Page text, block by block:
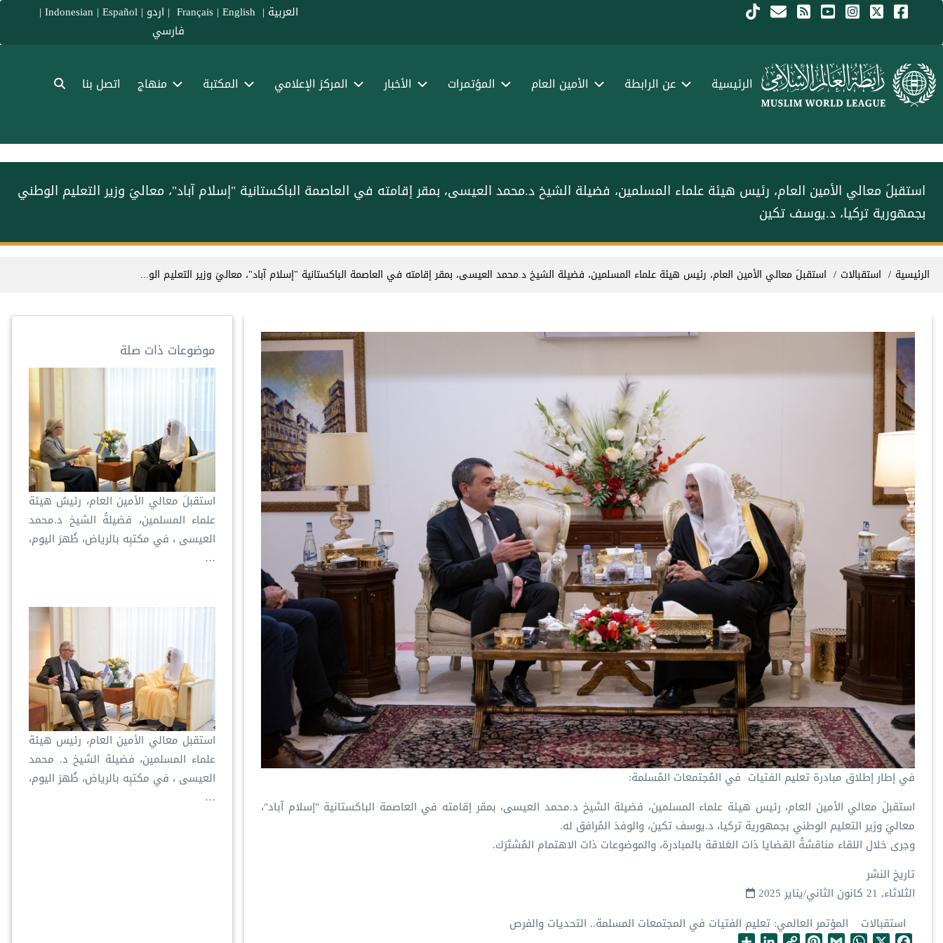
تجاوز إلى المحتوى الرئيسي العربية |
Français
| English
| اردو |
Indonesian | Español
|
فارسي
Menu Arabic الرئيسية عن الرابطة الأمين العام المؤتمرات الأخبار المركز الإعلامي المكتبة منهاج اتصل بنا
‏استقبلَ معالي الأمين العام، رئيس هيئة علماء المسلمين، فضيلة الشيخ د.⁧‫محمد العيسى‬⁩‬⁩، بمقر إقامته في العاصمة الباكستانية "إسلام آباد"، معاليَ وزير التعليم الوطني
بجمهورية تركيا، د.يوسف تكين
مسار التنقل
الرئيسية استقبالات ‏استقبلَ معالي الأمين العام، رئيس هيئة علماء المسلمين، فضيلة الشيخ د.⁧‫محمد العيسى‬⁩‬⁩، بمقر إقامته في العاصمة الباكستانية "إسلام آباد"، معاليَ وزير التعليم الو...
‏في إطار إطلاق ⁧‫مبادرة تعليم الفتيات ‬⁩ في المُجتمعات المُسلمة:
‏استقبلَ معالي الأمين العام، رئيس هيئة علماء المسلمين، فضيلة الشيخ د.⁧‫محمد العيسى‬⁩‬⁩، بمقر إقامته في العاصمة الباكستانية "إسلام آباد"،
معاليَ وزير التعليم الوطني بجمهورية تركيا، د.يوسف تكين، والوفدَ المُرافق له.
‏وجرى خلال اللقاء مناقشةُ القضايا ذات العَلاقة بالمبادرة، والموضوعات ذات الاهتمام المُشتَرَك.
تاريخ النشر
الثلاثاء, 21 كانون الثاني/يناير 2025
استقبالات
المؤتمر العالمي: تعليم الفتيات في المجتمعات المسلمة.. التحديات والفرص
موضوعات ذات صلة
استقبلَ معالي الأمين العام، رئيسُ هيئة
علماء المسلمين، فضيلةُ الشيخ د.⁧‫محمد
العيسى‬⁩ ‬⁩، في مكتبِه بالرياض، ظُهرَ اليوم،
…
استقبل معالي الأمين العام، رئيس هيئة
علماء المسلمين، فضيلة الشيخ د. ⁧‫محمد
العيسى‬⁩ ‬⁩، في مكتبِه بالرياض، ظُهرَ اليوم،
…